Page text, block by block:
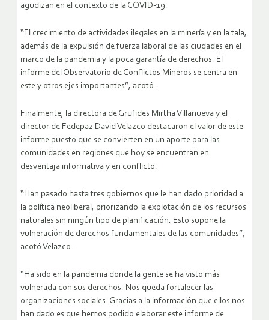
agudizan en el contexto de la COVID-19.
“El crecimiento de actividades ilegales en la minería y en la tala,
además de la expulsión de fuerza laboral de las ciudades en el
marco de la pandemia y la poca garantía de derechos. El
informe del Observatorio de Conflictos Mineros se centra en
este y otros ejes importantes”, acotó.
Finalmente, la directora de Grufides Mirtha Villanueva y el
director de Fedepaz David Velazco destacaron el valor de este
informe puesto que se convierten en un aporte para las
comunidades en regiones que hoy se encuentran en
desventaja informativa y en conflicto.
“Han pasado hasta tres gobiernos que le han dado prioridad a
la política neoliberal, priorizando la explotación de los recursos
naturales sin ningún tipo de planificación. Esto supone la
vulneración de derechos fundamentales de las comunidades”,
acotó Velazco.
“Ha sido en la pandemia donde la gente se ha visto más
vulnerada con sus derechos. Nos queda fortalecer las
organizaciones sociales. Gracias a la información que ellos nos
han dado es que hemos podido elaborar este informe de